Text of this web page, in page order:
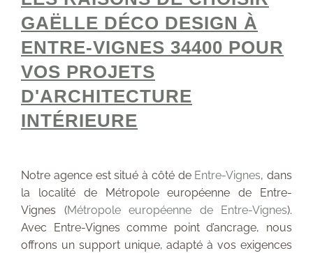
GAËLLE DÉCO DESIGN À
ENTRE-VIGNES 34400 POUR
VOS PROJETS
D'ARCHITECTURE
INTÉRIEURE
Notre agence est situé à côté de Entre-Vignes, dans
la localité de Métropole européenne de Entre-
Vignes (Métropole européenne de Entre-Vignes).
Avec Entre-Vignes comme point d’ancrage, nous
offrons un support unique, adapté à vos exigences